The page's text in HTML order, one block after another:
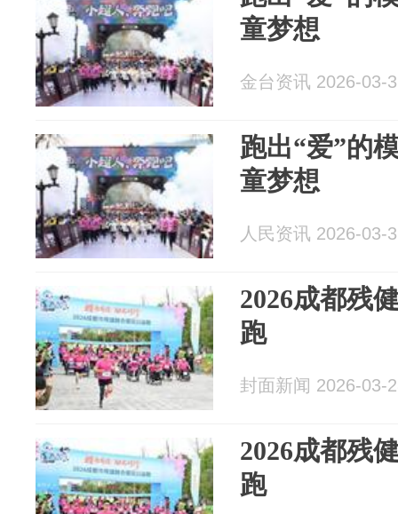
童梦想
金台资讯 2026-03-
跑出“爱”的
童梦想
人民资讯 2026-03-
2026成都残
跑
封面新闻 2026-03-
2026成都残
跑